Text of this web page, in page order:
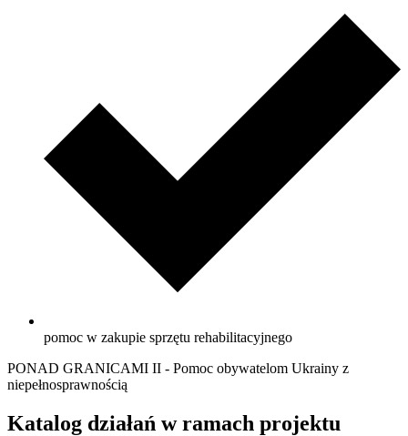
pomoc w zakupie sprzętu rehabilitacyjnego
PONAD GRANICAMI II - Pomoc obywatelom Ukrainy z
niepełnosprawnością
Katalog działań w ramach projektu